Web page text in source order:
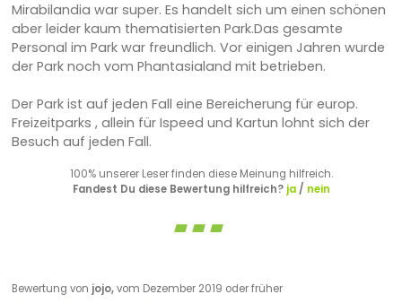
Mirabilandia war super. Es handelt sich um einen schönen
aber leider kaum thematisierten Park.Das gesamte
Personal im Park war freundlich. Vor einigen Jahren wurde
der Park noch vom Phantasialand mit betrieben.
Der Park ist auf jeden Fall eine Bereicherung für europ.
Freizeitparks , allein für Ispeed und Kartun lohnt sich der
Besuch auf jeden Fall.
100% unserer Leser finden diese Meinung hilfreich.
Fandest Du diese Bewertung hilfreich? ja/ nein
Bewertung von jojo,vom Dezember 2019 oder früher